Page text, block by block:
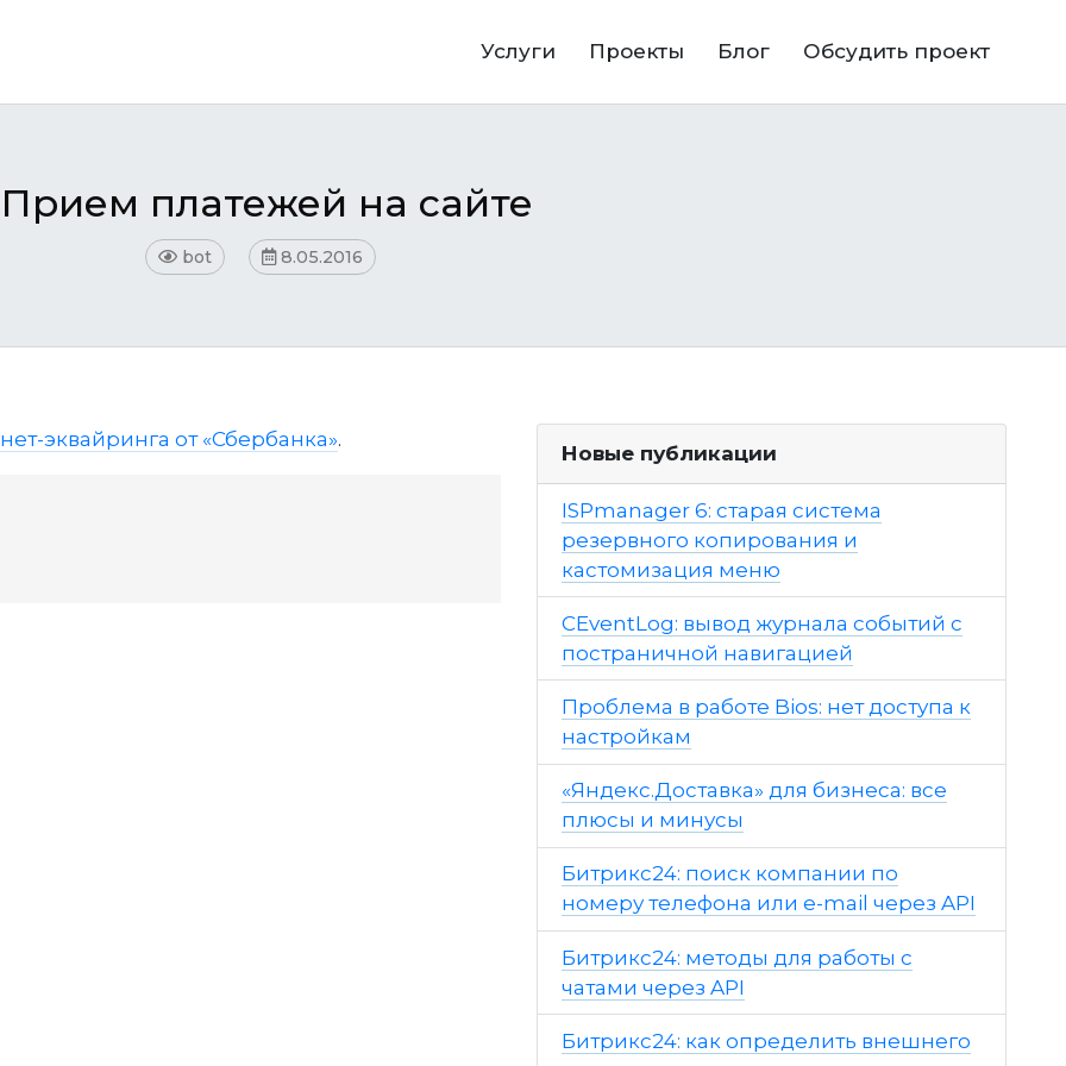
Услуги Проекты Блог Обсудить проект
Прием платежей на сайте
bot 8.05.2016
эквайринга от «Сбербанка».
Новые публикации
ISPmanager 6: старая система
резервного копирования и
кастомизация меню
CEventLog: вывод журнала событий с
постраничной навигацией
Проблема в работе Bios: нет доступа к
настройкам
«Яндекс.Доставка» для бизнеса: все
плюсы и минусы
Битрикс24: поиск компании по
номеру телефона или e-mail через API
Битрикс24: методы для работы с
чатами через API
Битрикс24: как определить внешнего